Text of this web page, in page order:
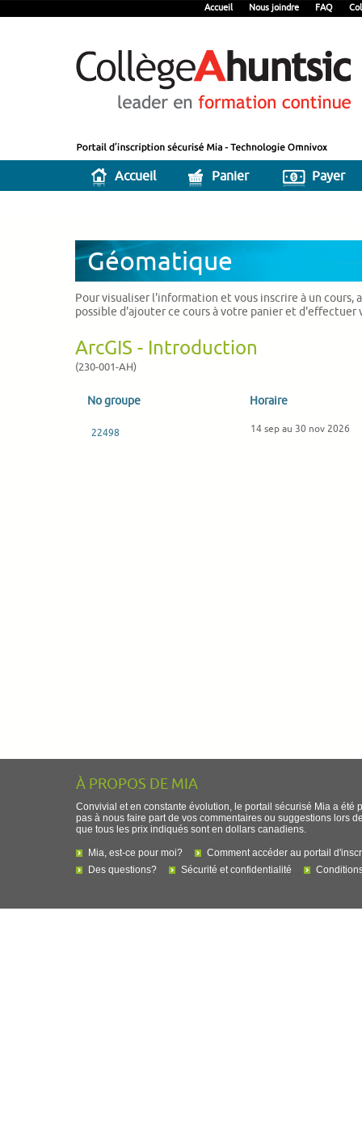
Accueil Nous joindre FAQ
Accueil Panier Payer
Géomatique
Pour visualiser l'information et vous inscrire à un cours,
possible d'ajouter ce cours à votre panier et d'effectuer
ArcGIS - Introduction
(230-001-AH)
No groupe Horaire
22498 14 sep au 30 nov 2026
À PROPOS DE MIA
Convivial et en constante évolution, le portail sécurisé Mia a été
pas à nous faire part de vos commentaires ou suggestions lors
que tous les prix indiqués sont en dollars canadiens.
Mia, est-ce pour moi?
Comment accéder au portail
Des questions?
Sécurité et confidentialité